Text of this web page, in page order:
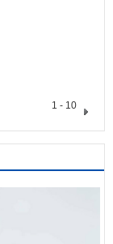
1 - 10